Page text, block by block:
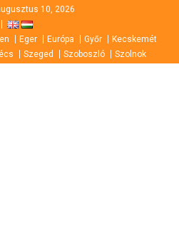
10, 2026
Eger Európa Győr
Kecskemét
Szeged Szoboszló Szolnok